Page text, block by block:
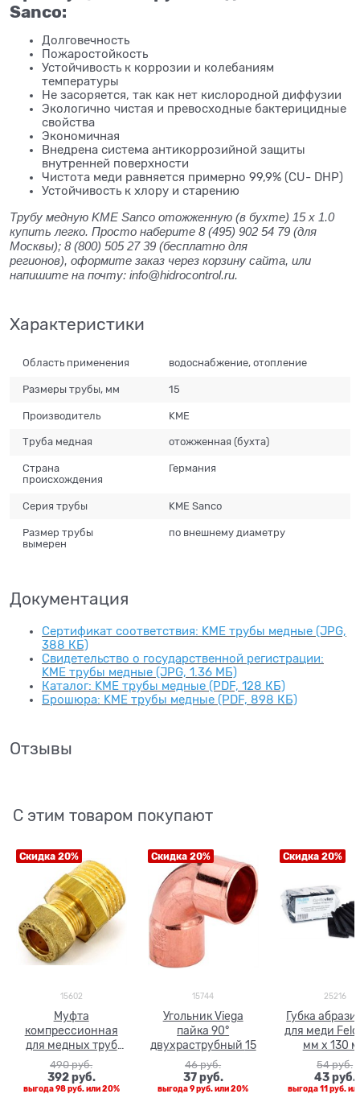
Sanco:
Долговечность
Пожаростойкость
Устойчивость к коррозии и колебаниям
температуры
Не засоряется, так как нет кислородной диффузии
Экологично чистая и превосходные бактерицидные
свойства
Экономичная
Внедрена система антикоррозийной защиты
внутренней поверхности
Чистота меди равняется примерно 99,9% (CU- DHP)
Устойчивость к хлору и старению
Трубу медную KME Sanco отожженную (в бухте) 15 x 1.0
купить легко. Просто наберите 8 (495) 902 54 79 (для
Москвы); 8 (800) 505 27 39 (бесплатно для
регионов), оформите заказ через корзину сайта, или
напишите на почту: info@hidrocontrol.ru.
Характеристики
Область применения водоснабжение, отопление
Размеры трубы, мм 15
Производитель KME
Труба медная отожженная (бухта)
Страна
происхождения
Германия
Серия трубы KME Sanco
Размер трубы
вымерен
по внешнему диаметру
Документация
Сертификат соответствия: KME трубы медные (JPG,
388 КБ)
Свидетельство о государственной регистрации:
KME трубы медные (JPG, 1.36 МБ)
Каталог: KME трубы медные (PDF, 128 КБ)
Брошюра: KME трубы медные (PDF, 898 КБ)
Отзывы
С этим товаром покупают
Скидка 20%
15602
Муфта
компрессионная
для медных труб
Tiemme НР 15 х 1/2"
490 руб.
392 руб.
выгода98 руб.или20%
Скидка 20%
15744
Угольник Viega
пайка 90°
двухраструбный 15
46 руб.
37 руб.
выгода9 руб.или20%
Скидка 20%
25216
Губка
для меди
мм х 130
54 руб.
43 руб.
выгода11 руб.